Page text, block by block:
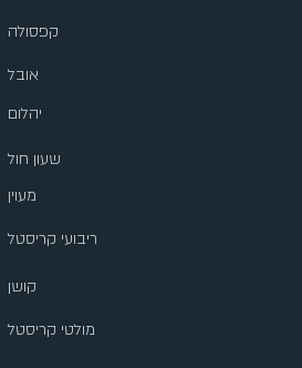
קפסולה
אובל
יהלום
שעון חול
מעוין
ריבועי קריסטל
קושן
מולטי קריסטל